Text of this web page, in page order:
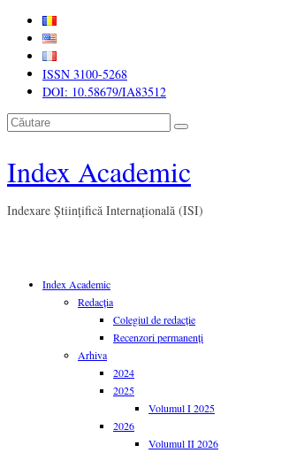
ISSN 3100-5268
DOI: 10.58679/IA83512
Căutare
Index Academic
Indexare Științifică Internațională (ISI)
Index Academic
Redacția
Colegiul de redacție
Recenzori permanenți
Arhiva
2024
2025
Volumul I 2025
2026
Volumul II 2026